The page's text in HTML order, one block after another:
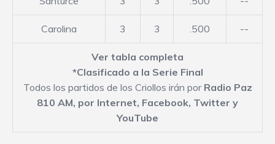
Carolina 3 3 .500 --
Ver tabla completa
*Clasificado a la Serie Final
Todos los partidos de los Criollos irán por Radio Paz
810 AM, por Internet, Facebook, Twitter y
YouTube